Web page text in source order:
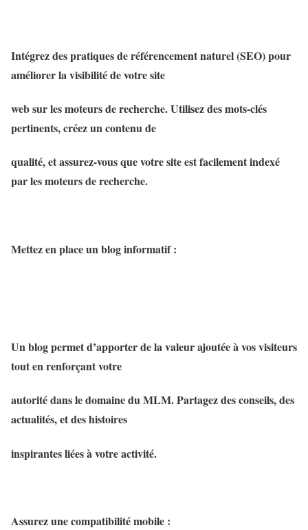
Intégrez des pratiques de référencement naturel (SEO) pour
améliorer la visibilité de votre site
web sur les moteurs de recherche. Utilisez des mots-clés
pertinents, créez un contenu de
qualité, et assurez-vous que votre site est facilement indexé
par les moteurs de recherche.
Mettez en place un blog informatif :
Un blog permet d’apporter de la valeur ajoutée à vos visiteurs
tout en renforçant votre
autorité dans le domaine du MLM. Partagez des conseils, des
actualités, et des histoires
inspirantes liées à votre activité.
Assurez une compatibilité mobile :